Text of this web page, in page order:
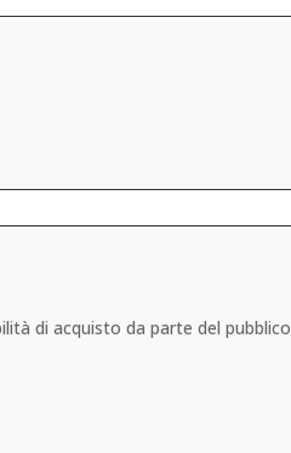
di acquisto da parte del pubblico